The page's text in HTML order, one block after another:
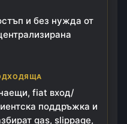
и без нужда от
fiat вход/
поддръжка и
gas, slippage,